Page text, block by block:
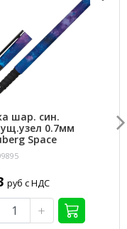
шар. син.
0.7мм
Space
руб с НДС
+